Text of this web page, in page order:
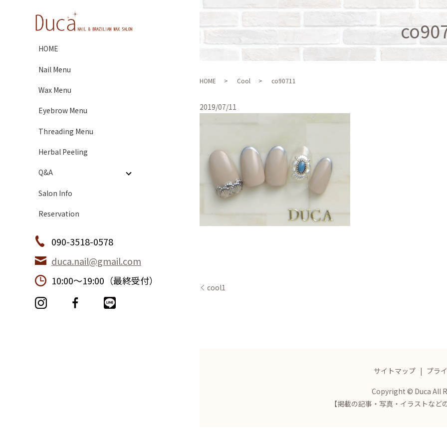
HOME
Nail Menu
Wax Menu
Eyebrow Menu
Threading Menu
Herbal Peeling
Q&A
Salon Info
Reservation
090-3518-0578
duca.nail@gmail.com
10:00〜19:00（最終受付）
HOME Cool co90711
2019/07/11
cool1
サイトマップ プラ
Copyright © Duca All
【掲載の記事・写真・イラストな